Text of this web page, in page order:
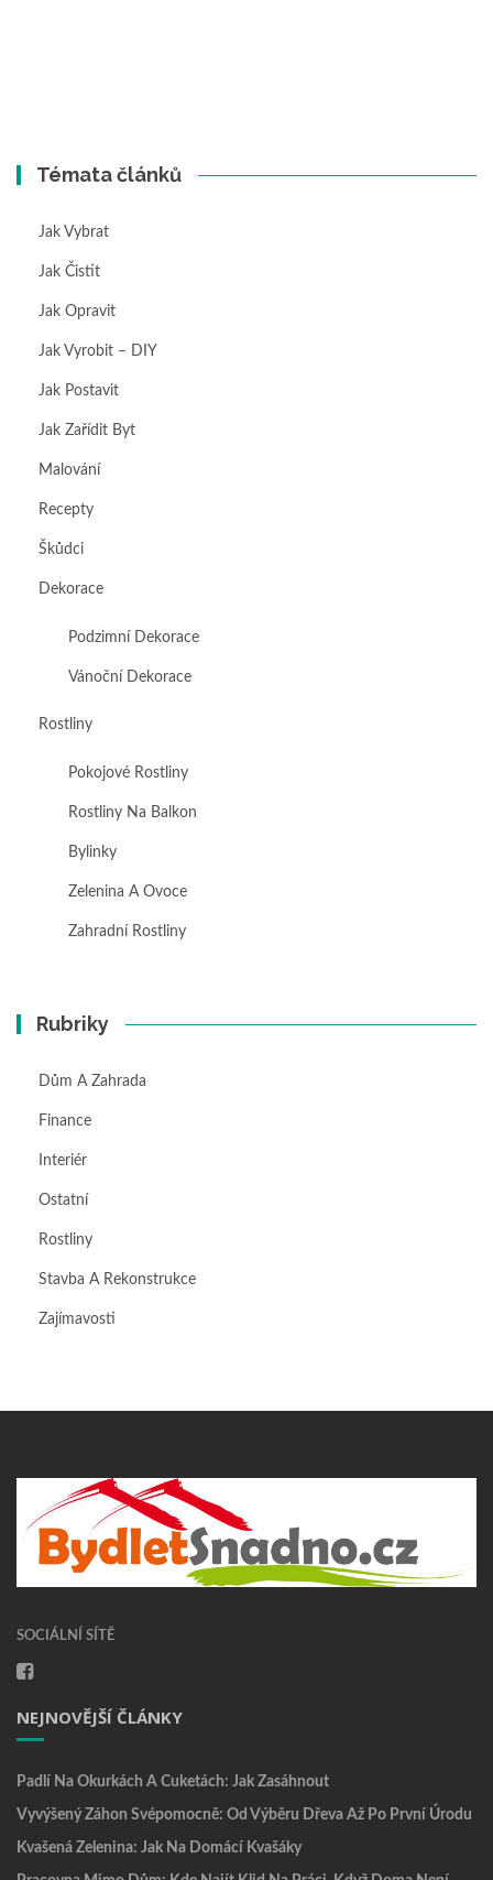
Témata článků
Jak Vybrat
Jak Čistit
Jak Opravit
Jak Vyrobit – DIY
Jak Postavit
Jak Zařídit Byt
Malování
Recepty
Škůdci
Dekorace
Podzimní Dekorace
Vánoční Dekorace
Rostliny
Pokojové Rostliny
Rostliny Na Balkon
Bylinky
Zelenina A Ovoce
Zahradní Rostliny
Rubriky
Dům A Zahrada
Finance
Interiér
Ostatní
Rostliny
Stavba A Rekonstrukce
Zajímavosti
SOCIÁLNÍ SÍTĚ
NEJNOVĚJŠÍ ČLÁNKY
Padlí Na Okurkách A Cuketách: Jak Zasáhnout
Vyvýšený Záhon Svépomocně: Od Výběru Dřeva Až Po První Úrodu
Kvašená Zelenina: Jak Na Domácí Kvašáky